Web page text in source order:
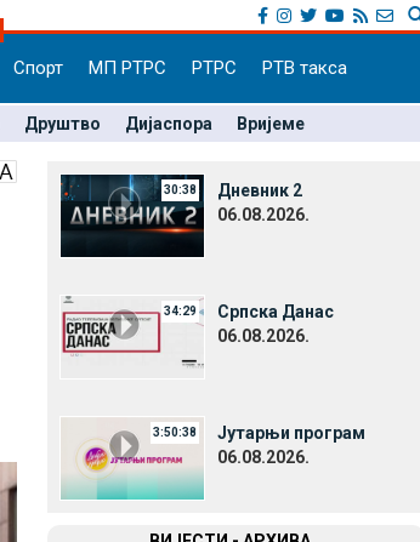
Спорт МП РТРС РТРС РТВ такса
Друштво Дијаспора Вријеме
30:38
Дневник 2
06.08.2026.
34:29
Српска Данас
06.08.2026.
3:50:38
Јутарњи програм
06.08.2026.